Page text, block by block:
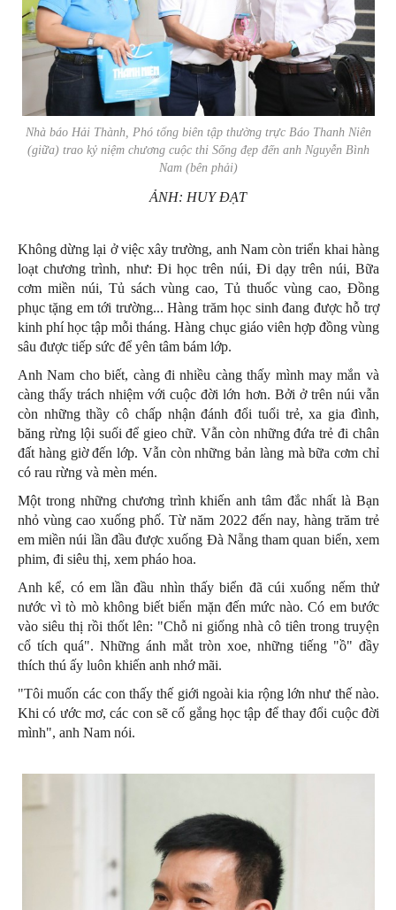
Nhà báo Hải Thành, Phó tổng biên tập thường trực Báo Thanh Niên
(giữa) trao kỷ niệm chương cuộc thi Sống đẹpđến anh Nguyễn Bình
Nam (bên phải)
ẢNH: HUY ĐẠT
Không dừng lại ở việc xây trường, anh Nam còn triển khai hàng
loạt chương trình, như: Đi học trên núi, Đi dạy trên núi, Bữa
cơm miền núi, Tủ sách vùng cao, Tủ thuốc vùng cao, Đồng
phục tặng em tới trường... Hàng trăm học sinh đang được hỗ trợ
kinh phí học tập mỗi tháng. Hàng chục giáo viên hợp đồng vùng
sâu được tiếp sức để yên tâm bám lớp.
Anh Nam cho biết, càng đi nhiều càng thấy mình may mắn và
càng thấy trách nhiệm với cuộc đời lớn hơn. Bởi ở trên núi vẫn
còn những thầy cô chấp nhận đánh đổi tuổi trẻ, xa gia đình,
băng rừng lội suối để gieo chữ. Vẫn còn những đứa trẻ đi chân
đất hàng giờ đến lớp. Vẫn còn những bản làng mà bữa cơm chỉ
có rau rừng và mèn mén.
Một trong những chương trình khiến anh tâm đắc nhất là Bạn
nhỏ vùng cao xuống phố. Từ năm 2022 đến nay, hàng trăm trẻ
em miền núi lần đầu được xuống Đà Nẵng tham quan biển, xem
phim, đi siêu thị, xem pháo hoa.
Anh kể, có em lần đầu nhìn thấy biển đã cúi xuống nếm thử
nước vì tò mò không biết biển mặn đến mức nào. Có em bước
vào siêu thị rồi thốt lên: "Chỗ ni giống nhà cô tiên trong truyện
cổ tích quá". Những ánh mắt tròn xoe, những tiếng "ồ" đầy
thích thú ấy luôn khiến anh nhớ mãi.
"Tôi muốn các con thấy thế giới ngoài kia rộng lớn như thế nào.
Khi có ước mơ, các con sẽ cố gắng học tập để thay đổi cuộc đời
mình", anh Nam nói.